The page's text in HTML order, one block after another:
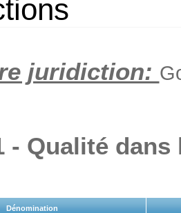
juridiction:
- Qualité
Dénomination